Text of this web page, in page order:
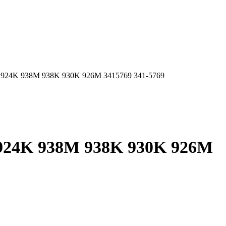
938M 938K 930K 926M 3415769 341-5769
938M 938K 930K 926M